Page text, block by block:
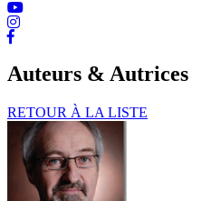
Auteurs & Autrices
RETOUR À LA LISTE